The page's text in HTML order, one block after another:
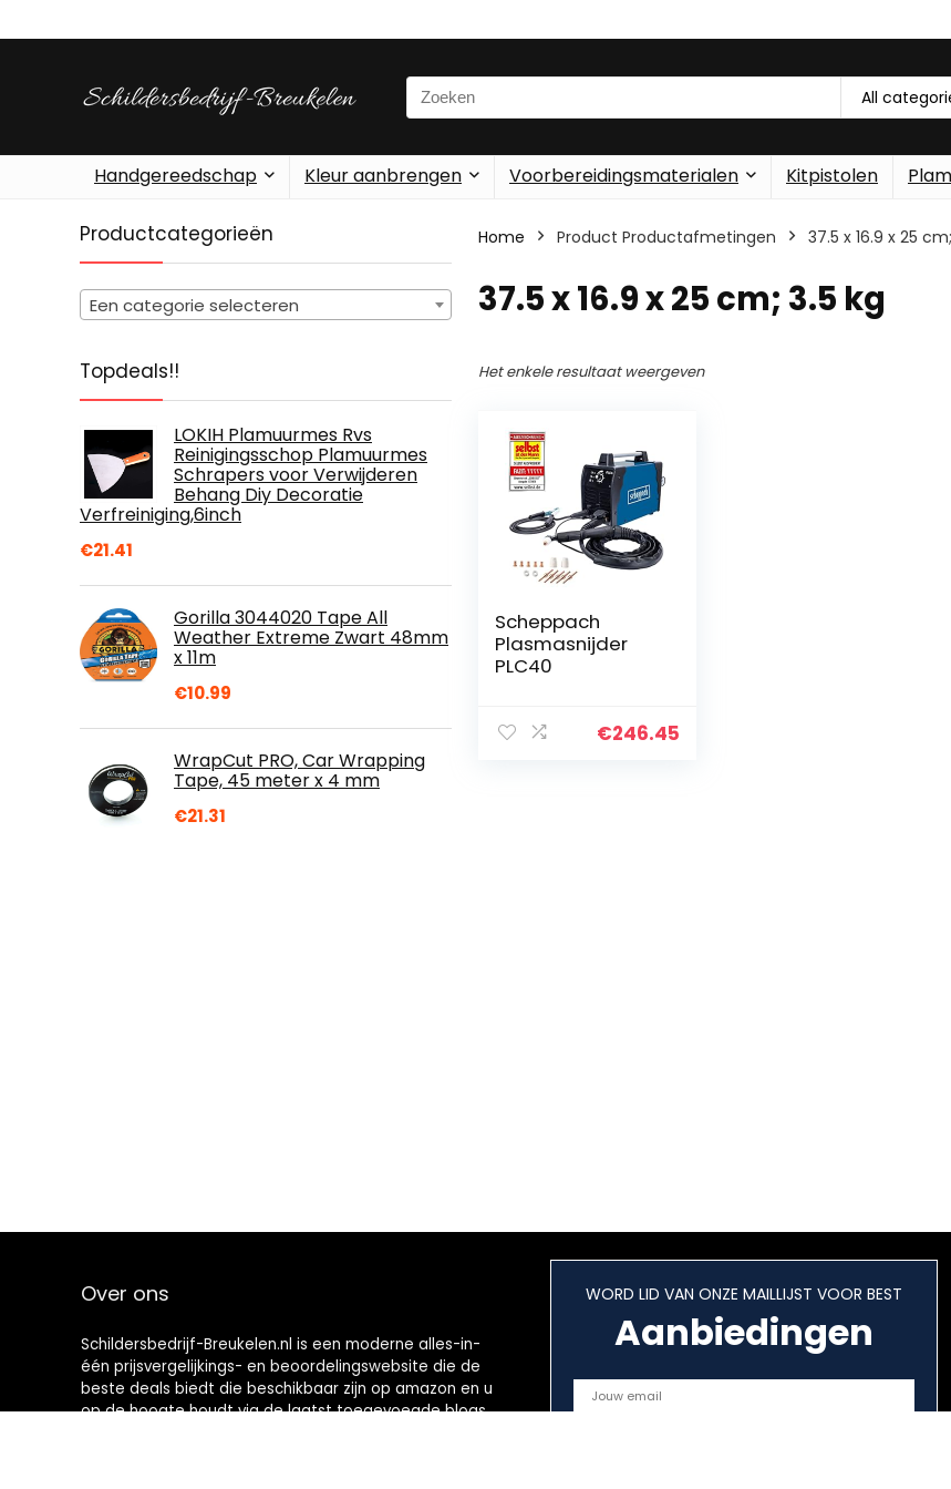
Search
for:
All
Handgereedschap Kleur aanbrengen Voorbereidingsmaterialen Kitpistolen
Productcategorieën
Een categorie selecteren
Topdeals!!
LOKIH Plamuurmes Rvs
Reinigingsschop Plamuurmes
Schrapers voor Verwijderen
Behang Diy Decoratie
Verfreiniging,6inch
€21.41
Gorilla 3044020 Tape All
Weather Extreme Zwart 48mm
x 11m
€10.99
WrapCut PRO, Car Wrapping
Tape, 45 meter x 4 mm
€21.31
Home Product Productafmetingen ‎37.5 x 16.9 x 25
‎37.5 x 16.9 x 25 cm; 3.5 kg
Het enkele resultaat weergeven
Scheppach
Plasmasnijder
PLC40
€246.45
Over ons
Schildersbedrijf-Breukelen.nl is een moderne alles-in-
één prijsvergelijkings- en beoordelingswebsite die de
beste deals biedt die beschikbaar zijn op amazon en u
op de hoogte houdt via de laatst toegevoegde blogs.
WORD LID VAN ONZE MAILLIJST VOOR BEST
Aanbiedingen